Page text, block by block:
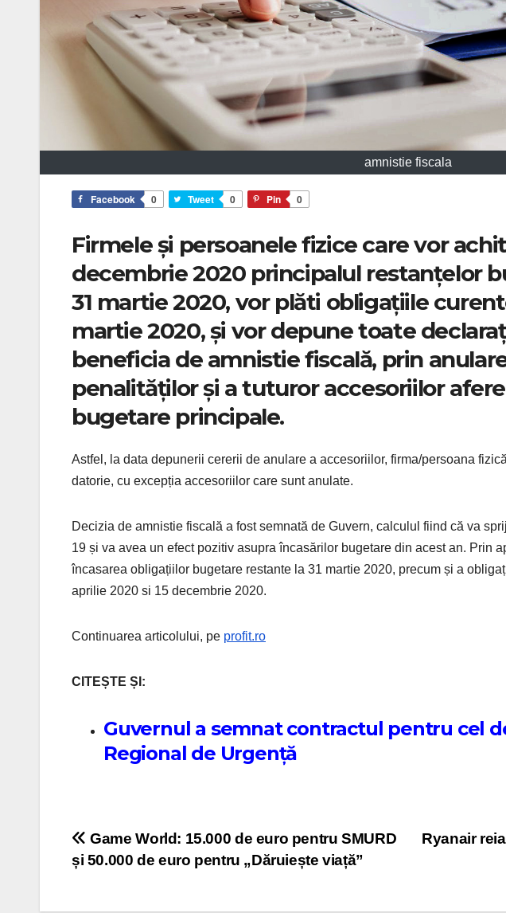
amnistie fiscala
Facebook 0 Tweet 0 Pin 0
Firmele și persoanele fizice care vor
decembrie 2020 principalul restanțelor
31 martie 2020, vor plăti obligațiile
martie 2020, și vor depune toate
beneficia de amnistie fiscală, prin
penalităților și a tuturor accesoriilor
bugetare principale.
Astfel, la data depunerii cererii de anulare a accesoriilor, firma/persoana
datorie, cu excepția accesoriilor care sunt anulate.
Decizia de amnistie fiscală a fost semnată de Guvern, calculul fiind că va
19 și va avea un efect pozitiv asupra încasărilor bugetare din acest an. Prin
încasarea obligațiilor bugetare restante la 31 martie 2020, precum și a
aprilie 2020 si 15 decembrie 2020.
Continuarea articolului, pe profit.ro
CITEȘTE ȘI:
Guvernul a semnat contractul pentru cel
Regional de Urgență
Post navigation
Ryanair
Game World: 15.000 de euro pentru SMURD
și 50.000 de euro pentru „Dăruiește viață”